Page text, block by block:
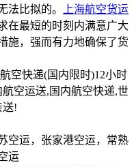
法比拟的。
上海航空货运
在最短的时刻内满意广大
施，强而有力地确保了货
空快递(国内限时)12小时
空运送,国内航空快递,世
送!
空运，张家港空运，常熟
运